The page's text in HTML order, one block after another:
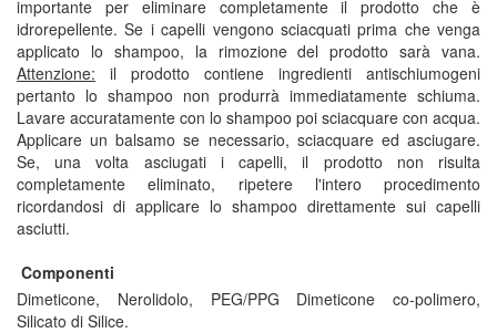
importante per eliminare completamente il prodotto che è
idrorepellente. Se i capelli vengono sciacquati prima che venga
applicato lo shampoo, la rimozione del prodotto sarà vana.
Attenzione: il prodotto contiene ingredienti antischiumogeni
pertanto lo shampoo non produrrà immediatamente schiuma.
Lavare accuratamente con lo shampoo poi sciacquare con acqua.
Applicare un balsamo se necessario, sciacquare ed asciugare.
Se, una volta asciugati i capelli, il prodotto non risulta
completamente eliminato, ripetere l'intero procedimento
ricordandosi di applicare lo shampoo direttamente sui capelli
asciutti.
Componenti
Dimeticone, Nerolidolo, PEG/PPG Dimeticone co-polimero,
Silicato di Silice.